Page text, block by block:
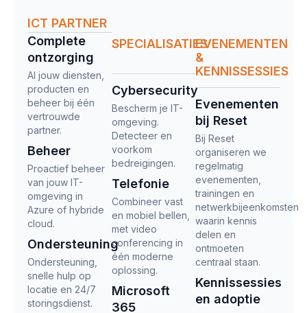
ICT PARTNER
Complete
ontzorging​
Al jouw diensten,
producten en
beheer bij één
vertrouwde
partner.
Beheer
Proactief beheer
van jouw IT-
omgeving in
Azure of hybride
cloud.
Ondersteuning
Ondersteuning,
snelle hulp op
locatie en 24/7
storingsdienst.
SPECIALISATIES
Cybersecurity
Bescherm je IT-
omgeving.
Detecteer en
voorkom
bedreigingen.
Telefonie
Combineer vast
en mobiel bellen,
met video
conferencing in
één moderne
oplossing.
Microsoft
365
EVENEMENTEN
&
KENNISSESSIES
Evenementen
bij Reset
Bij Reset
organiseren we
regelmatig
evenementen,
trainingen en
netwerkbijeenkomsten
waarin kennis
delen en
ontmoeten
centraal staan.
Kennissessies
en adoptie